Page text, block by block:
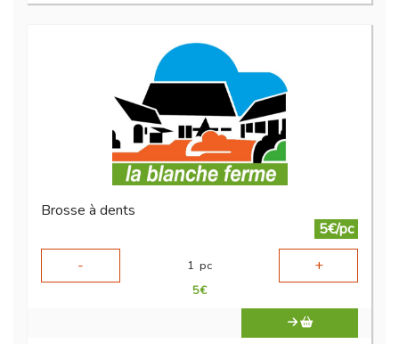
Brosse à dents
5€/pc
-
1 pc +
5€